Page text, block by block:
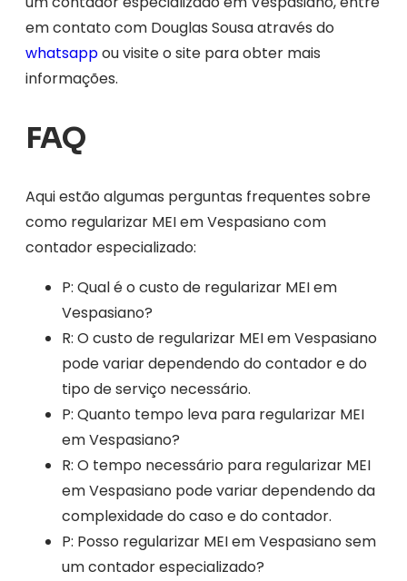
em contato com Douglas Sousa através do
whatsappou visite o site para obter mais
informações.
FAQ
Aqui estão algumas perguntas frequentes sobre
como regularizar MEI em Vespasiano com
contador especializado:
P: Qual é o custo de regularizar MEI em
Vespasiano?
R: O custo de regularizar MEI em Vespasiano
pode variar dependendo do contador e do
tipo de serviço necessário.
P: Quanto tempo leva para regularizar MEI
em Vespasiano?
R: O tempo necessário para regularizar MEI
em Vespasiano pode variar dependendo da
complexidade do caso e do contador.
P: Posso regularizar MEI em Vespasiano sem
um contador especializado?